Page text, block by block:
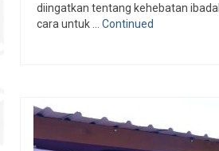
diingatkan tentang kehebatan
cara untuk … Continued